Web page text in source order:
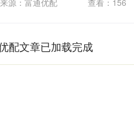
来源：富通优配 查看： 156
配文章已加载完成